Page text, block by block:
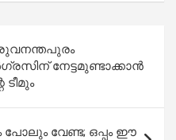
നേട്ടമുണ്ടാക്കാന്‍
വേണ്ട; ഒപ്പം ഈ